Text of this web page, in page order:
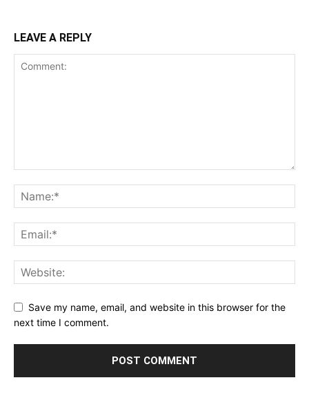
LEAVE A REPLY
Save my name, email, and website in this browser for the
next time I comment.